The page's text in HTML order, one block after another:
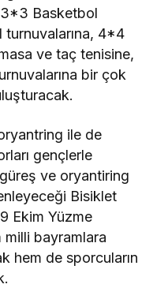
Basketbol
4*4
ve taç tenisine,
bir çok
ile de
gençlerle
ve oryantiring
Bisiklet
Ekim Yüzme
bayramlara
hem de sporcuların